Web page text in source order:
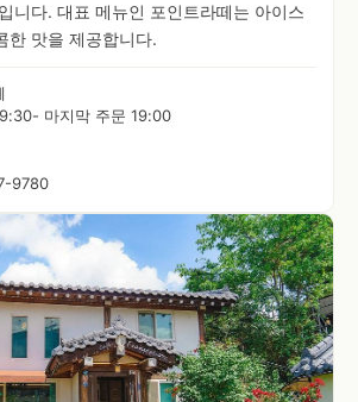
니다. 대표 메뉴인 포인트라떼는 아이스
한 맛을 제공합니다.
마지막 주문 19:00
9780